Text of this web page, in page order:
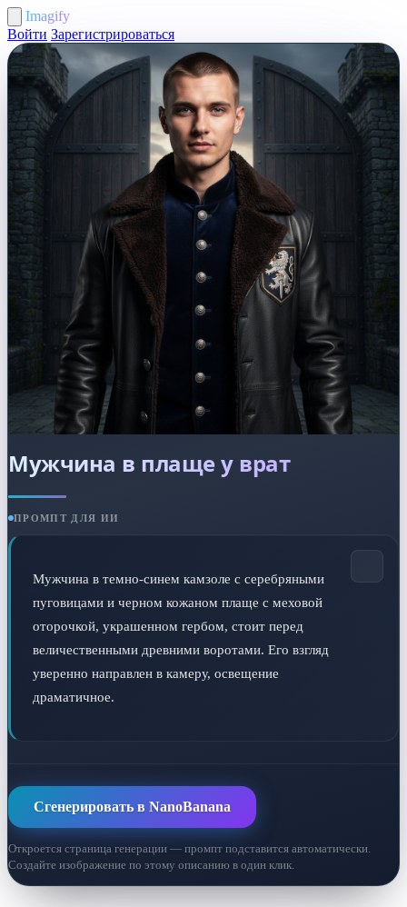
Imagify
Войти Зарегистрироваться
Мужчина в плаще у врат
ПРОМПТ ДЛЯ ИИ
Мужчина в темно-синем камзоле с серебряными
пуговицами и черном кожаном плаще с меховой
оторочкой, украшенном гербом, стоит перед
величественными древними воротами. Его взгляд
уверенно направлен в камеру, освещение
драматичное.
Сгенерировать в NanoBanana
Откроется страница генерации — промпт подставится автоматически.
Создайте изображение по этому описанию в один клик.